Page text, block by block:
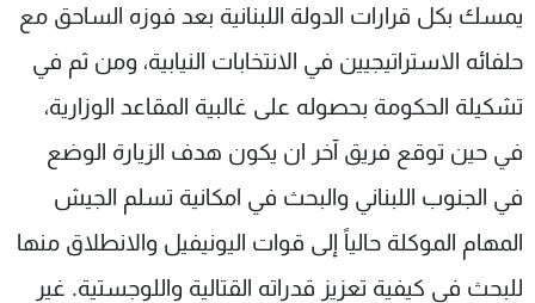
يمسك بكل قرارات الدولة اللبنانية بعد فوزه الساحق مع
حلفائه الاستراتيجيين في الانتخابات النيابية، ومن ثم في
تشكيلة الحكومة بحصوله على غالبية المقاعد الوزارية،
في حين توقع فريق آخر ان يكون هدف الزيارة الوضع
في الجنوب اللبناني والبحث في امكانية تسلم الجيش
المهام الموكلة حالياً إلى قوات اليونيفيل والانطلاق منها
للبحث في كيفية تعزيز قدراته القتالية واللوجستية. غير